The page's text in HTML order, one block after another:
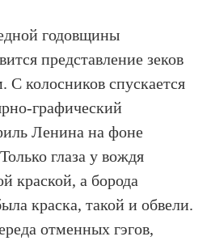
годовщины
представление зеков
С колосников спускается
графический
Ленина на фоне
глаза у вождя
краской, а борода
краска, такой и обвели.
отменных гэгов,